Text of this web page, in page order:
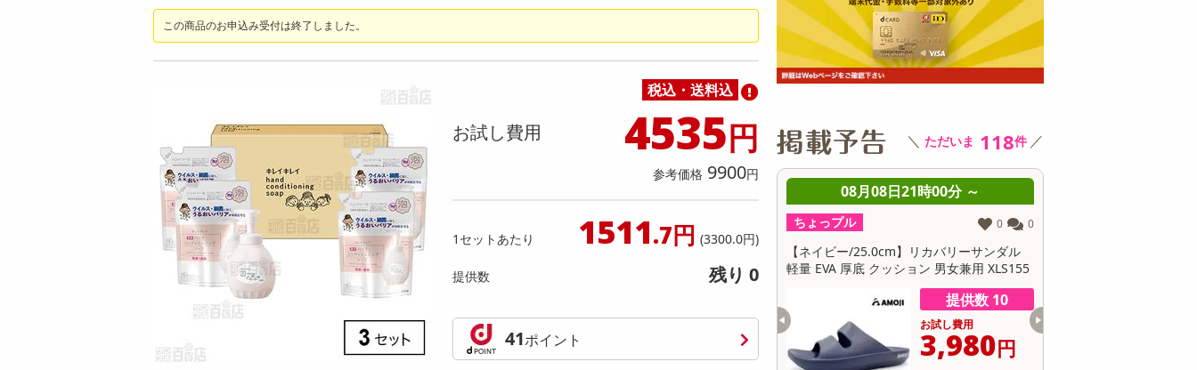
キッチン・日用品
健康・ダイエット・サプリメント
医薬品・医薬部外品
インテリア・家具・収納・寝具
ファッション
ベビー・キッズ・マタニティ
料理の素
乾物・海苔・粉物
ナッツ・ドライフルーツ
ゼリー・プリン
栄養ドリンク・エナジードリンク
お茶・紅茶（茶葉）
チューハイ・カクテル
ノンアルコール飲料
洗剤ギフト
その他 洗剤
ヘルスケア・衛生用品
キッチン雑貨・食器・消耗品
健康グッズ
インテリア雑貨
アウトドア・イベント用品・DIY・工具
時計
アクセサリー
記録メディア・メモリーカード
スマートフォン・携帯電話・タブレットアクセサ
AV機器
マタニティ
その他 ベビー・キッズ・マタニティ
この商品のお申込み受付は終了しました。
税込・送料込
お試し費用 4535円
参考価格 9900円
1セットあたり 1511.7円 (3300.0円)
提供数 残り 0
41ポイント
＼ ただいま 118件 ／
08月08日21時00分 ～
0 0
【ブラック/28.0cm】リカバリーサンダル
軽量 EVA 厚底 クッション 男女兼用 XLS155
提供数 10
3,980
08月08日21時00分 ～
ちょっプル
【ホワイト/26.0cm】リカバリーサンダル
軽量 EVA 厚底 クッション 男女兼用 XLS155
お試し費用
3,980円
ちょっプル
【ネイビー/25.0cm】リカバリーサンダル
軽量 EVA 厚底 クッション 男女兼用 XLS155
円
08月08日21時00分 ～
ちょっプル 0 0
【グレー/24.0cm】リカバリーサンダル 軽
量 EVA 厚底 クッション 男女兼用 XLS155
提供数 10
お試し費用
3,980円